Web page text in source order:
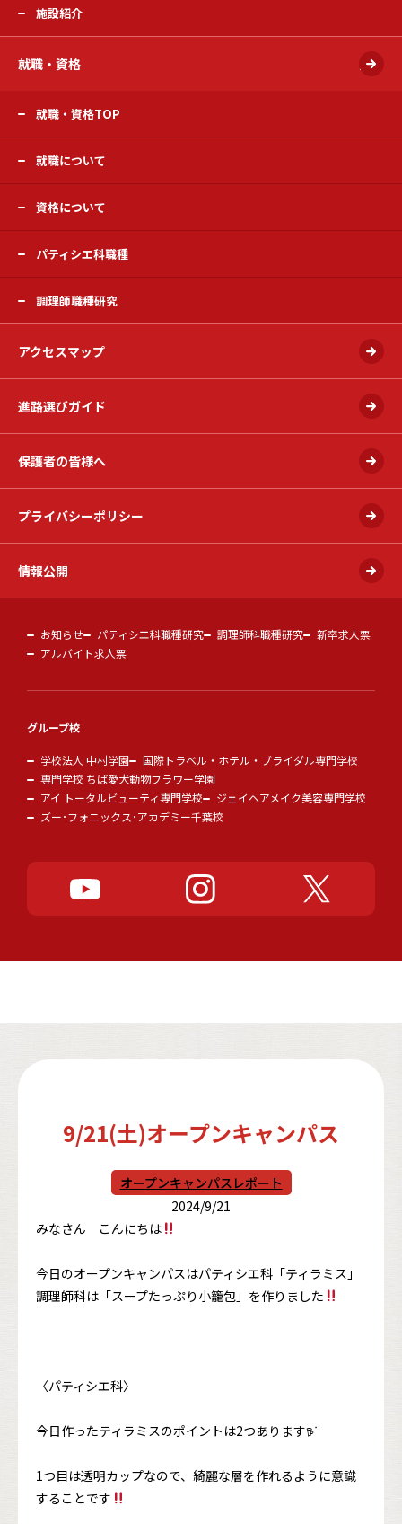
施設紹介
就職・資格 開く
就職・資格TOP
就職について
資格について
パティシエ科職種
調理師職種研究
アクセスマップ
進路選びガイド
保護者の皆様へ
プライバシーポリシー
情報公開
お知らせ パティシエ科職種研究 調理師科職種研究
新卒求人票
アルバイト求人票
グループ校
学校法人 中村学園
国際トラベル・ホテル・ブライダル専門学校
専門学校 ちば愛犬動物フラワー学園
アイ トータルビューティ専門学校
ジェイヘアメイク美容専門学校
ズー･フォニックス･アカデミー千葉校
9/21(土)オープンキャンパス
オープンキャンパスレポート
2024/9/21
みなさん こんにちは
今日のオープンキャンパスはパティシエ科「ティラミス」
調理師科は「スープたっぷり小籠包」を作りました
〈パティシエ科〉
今日作ったティラミスのポイントは2つあります𖠚ᐝ
1つ目は透明カップなので、綺麗な層を作れるように意識
することです